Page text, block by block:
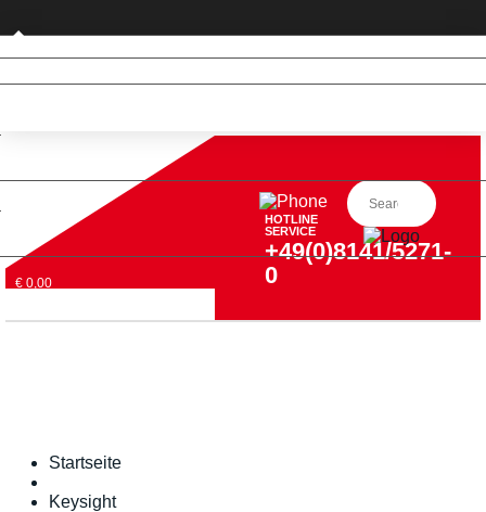
Privatkunde (nur DE)
€ 0,00
HOTLINE
SERVICE
+49(0)8141/5271-
0
Startseite
Keysight